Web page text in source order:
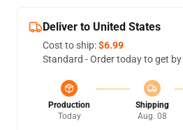
Deliver to United States
Cost to ship:$6.99
Standard - Order today to get by
Production
Today
Shipping
Aug. 08